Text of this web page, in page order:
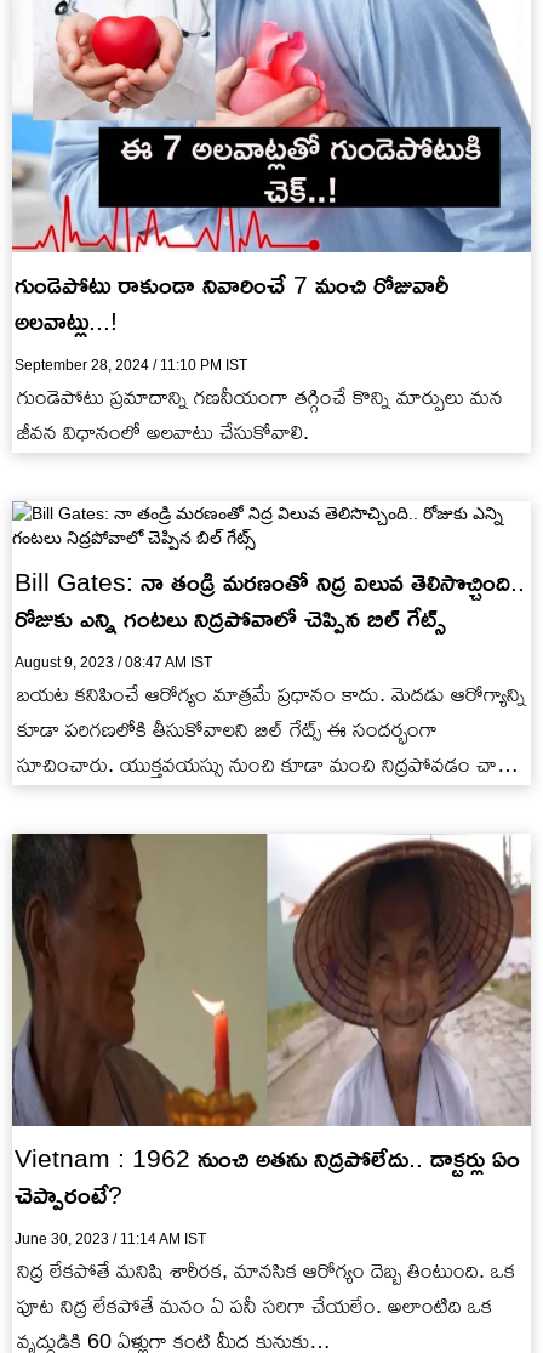
గుండెపోటు రాకుండా నివారించే 7 మంచి రోజువారీ
అలవాట్లు...!
September 28, 2024 / 11:10 PM IST
గుండెపోటు ప్రమాదాన్ని గణనీయంగా తగ్గించే కొన్ని మార్పులు మన
జీవన విధానంలో అలవాటు చేసుకోవాలి.
Bill Gates: నా తండ్రి మరణంతో నిద్ర విలువ తెలిసొచ్చింది..
రోజుకు ఎన్ని గంటలు నిద్రపోవాలో చెప్పిన బిల్ గేట్స్
August 9, 2023 / 08:47 AM IST
బయట కనిపించే ఆరోగ్యం మాత్రమే ప్రధానం కాదు. మెదడు ఆరోగ్యాన్ని
కూడా పరిగణలోకి తీసుకోవాలని బిల్ గేట్స్ ఈ సందర్భంగా
సూచించారు. యుక్తవయస్సు నుంచి కూడా మంచి నిద్రపోవడం చాలా
Vietnam : 1962 నుంచి అతను నిద్రపోలేదు.. డాక్టర్లు ఏం
చెప్పారంటే?
June 30, 2023 / 11:14 AM IST
నిద్ర లేకపోతే మనిషి శారీరక, మానసిక ఆరోగ్యం దెబ్బ తింటుంది. ఒక
పూట నిద్ర లేకపోతే మనం ఏ పనీ సరిగా చేయలేం. అలాంటిది ఒక
వృద్ధుడికి 60 ఏళ్లుగా కంటి మీద కునుకు…